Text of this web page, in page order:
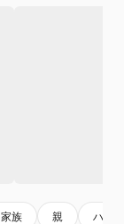
家族 親 ハッ